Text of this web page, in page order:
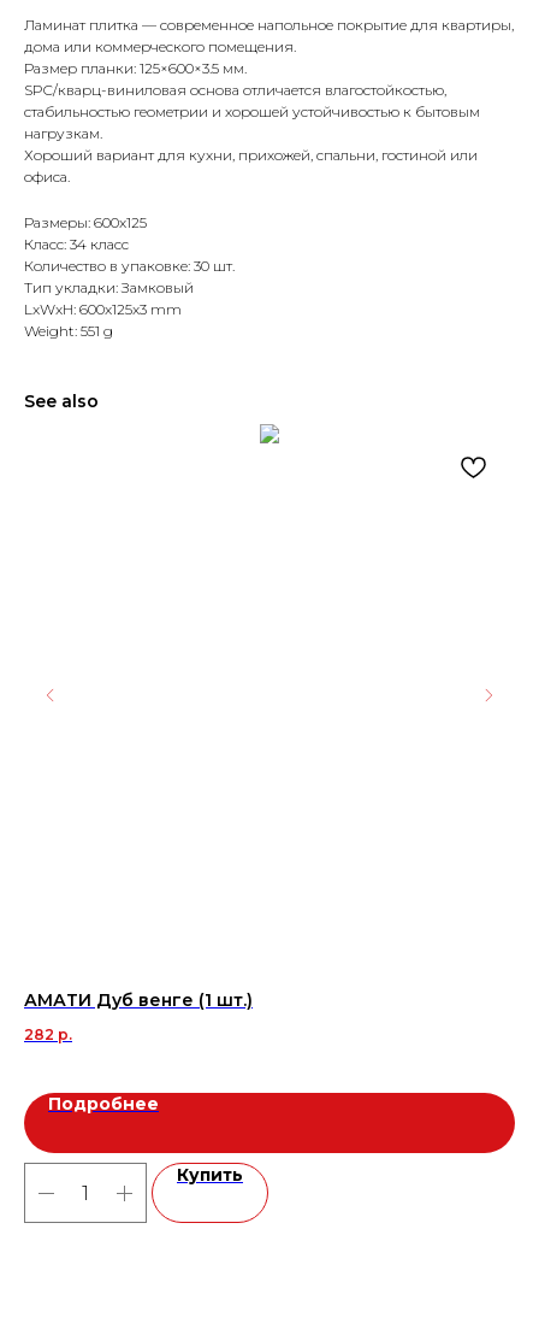
Ламинат плитка — современное напольное покрытие для квартиры,
дома или коммерческого помещения.
Размер планки: 125×600×3.5 мм.
SPC/кварц-виниловая основа отличается влагостойкостью,
стабильностью геометрии и хорошей устойчивостью к бытовым
нагрузкам.
Хороший вариант для кухни, прихожей, спальни, гостиной или
офиса.
Размеры: 600x125
Класс: 34 класс
Количество в упаковке: 30 шт.
Тип укладки: Замковый
LxWxH: 600x125x3 mm
Weight: 551 g
See also
АМАТИ Дуб венге (1 шт.)
282 р.
Подробнее
Купить